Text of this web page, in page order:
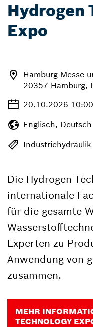
Hydrogen
Expo
Hamburg Messe
20357 Hamburg,
20.10.2026
Englisch, Deutsch
Industriehydraulik
Die Hydrogen
internationale
für die gesamte
Experten zu
Anwendung von
zusammen.
MEHR
TECHNOLOGY